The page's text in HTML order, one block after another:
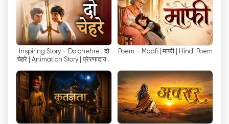
मीडिया उपभोग के हमारे तरीके में महत्वपूर्ण बदलाव आया है।
उपभोक्ता व्यवहार में इस बदलाव को पहचानते हुए, अंजन टीवी ने
अपने दर्शकों की बदलती प्राथमिकताओं को पूरा करने के लिए
प्रौद्योगिकी को अपनाया है।
लाइव स्ट्रीमिंग विकल्प प्रदान करके, अंजान टीवी दर्शकों को उनकी
भौगोलिक स्थिति की परवाह किए बिना, अपने पसंदीदा शो को
वास्तविक समय में देखने की सुविधा देता है। इसका मतलब है कि जो
लोग लगातार यात्रा करते रहते हैं या अलग-अलग टाइम ज़ोन में रहते
हैं, वे भी अपने पसंदीदा कार्यक्रमों के नवीनतम एपिसोड से जुड़े रह
सकते हैं।'चाहे वह एक रोमांचक ड्रामा हो, एक मजेदार सिटकॉम हो,
Inspiring Story – Do chehre | दो
चेहरे | Animation Story | प्रेरणादायक
Poem – Maafi | माफी | Hindi Poem